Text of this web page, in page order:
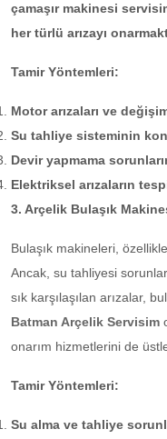
çamaşır makinesi
her türlü arızayı
Tamir Yöntemleri:
Motor arızaları ve
Su tahliye sisteminin
Devir yapmama
Elektriksel arızaların
3. Arçelik Bulaşık
Bulaşık makineleri,
Ancak, su tahliyesi
sık karşılaşılan arızalar,
Batman Arçelik Servisim
onarım hizmetlerini de
Tamir Yöntemleri:
Su alma ve tahliye